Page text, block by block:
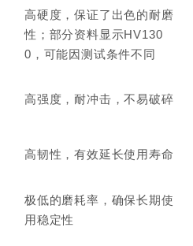
高硬度，保证了出色的耐磨
性；部分资料显示HV130
0，可能因测试条件不同
高强度，耐冲击，不易破碎
高韧性，有效延长使用寿命
极低的磨耗率，确保长期使
用稳定性